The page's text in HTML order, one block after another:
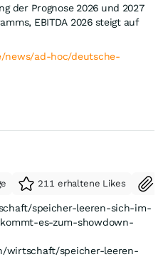
halten kann.
der Prognose 2026 und 2027
news/ad-hoc/deutsche-
211 erhaltene Likes
speicher-leeren-sich-im-
es-zum-showdown-
wirtschaft/speicher-leeren-